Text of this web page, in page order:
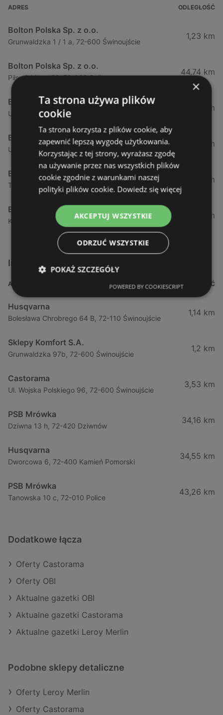
ADRES ODLEGŁOŚĆ
Bolton Polska Sp. z o.o.
Grunwaldzka 1 / 1 a, 72-600 Świnoujście
1,23 km
Bolton Polska Sp. z o.o.
Piłsudskiego 52, 72-009 Police
44,74 km
Bolton Polska Sp. z o.o.
Ul. Policka 11d, 71-837 Szczecin
50,17 km
Bolton Polska Sp. z o.o.
Ul. Modra 114, 71-220 Szczecin
51,53 km
Bolton Polska Sp. z o.o.
Tadeusza Zawadzkiego 143, 71-246 Szczecin
51,94 km
Bolton Polska Sp. z o.o.
Konstytucji 3 - go maja 6, 72-100 Goleniów
52,9 km
Inne sklepy Dla domu i dla ogrodu w pobliżu
ADRES ODLEGŁOŚĆ
Husqvarna
Bolesława Chrobrego 64 B, 72-110 Świnoujście
1,14 km
Sklepy Komfort S.A.
Grunwaldzka 97b, 72-600 Świnoujście
1,2 km
Castorama
Ul. Wojska Polskiego 96, 72-600 Świnoujście
3,53 km
PSB Mrówka
Dziwna 13 h, 72-420 Dziwnów
34,16 km
Husqvarna
Dworcowa 6, 72-400 Kamień Pomorski
34,55 km
PSB Mrówka
Tanowska 10 c, 72-010 Police
43,26 km
Dodatkowe łącza
Oferty Castorama
Oferty OBI
Aktualne gazetki OBI
Aktualne gazetki Castorama
Aktualne gazetki Leroy Merlin
Podobne sklepy detaliczne
Oferty Leroy Merlin
Oferty Castorama
×
Ta strona używa plików
cookie
Ta strona korzysta z plików cookie, aby
zapewnić lepszą wygodę użytkowania.
Korzystając z tej strony, wyrażasz zgodę
na używanie przez nas wszystkich plików
cookie zgodnie z warunkami naszej
polityki plików cookie. Dowiedz się więcej
AKCEPTUJ WSZYSTKIE
ODRZUĆ WSZYSTKIE
POKAŻ SZCZEGÓŁY
POWERED BY COOKIESCRIPT